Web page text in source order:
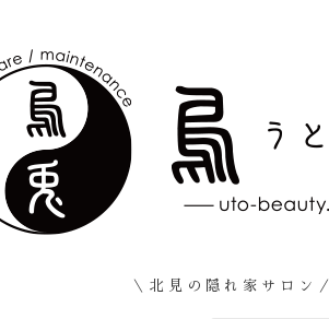
＼ 北 見 の 隠 れ 家 サ ロ ン ／